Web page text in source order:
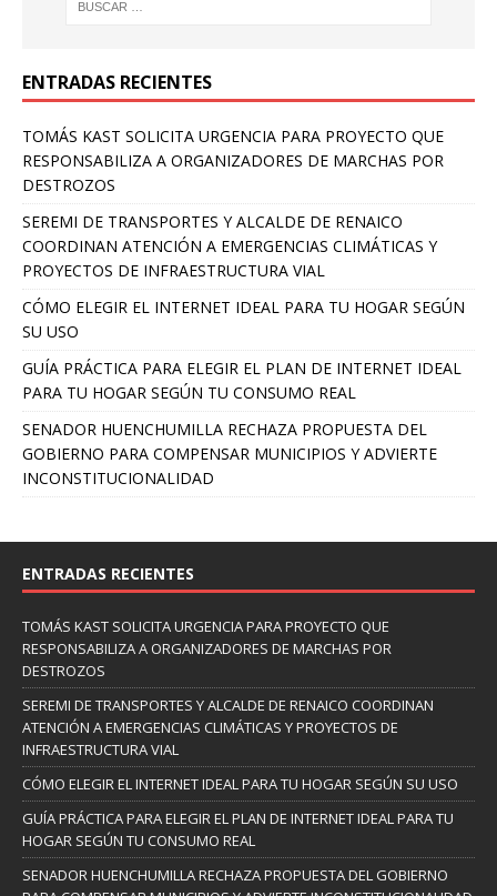
ENTRADAS RECIENTES
TOMÁS KAST SOLICITA URGENCIA PARA PROYECTO QUE
RESPONSABILIZA A ORGANIZADORES DE MARCHAS POR
DESTROZOS
SEREMI DE TRANSPORTES Y ALCALDE DE RENAICO
COORDINAN ATENCIÓN A EMERGENCIAS CLIMÁTICAS Y
PROYECTOS DE INFRAESTRUCTURA VIAL
CÓMO ELEGIR EL INTERNET IDEAL PARA TU HOGAR SEGÚN
SU USO
GUÍA PRÁCTICA PARA ELEGIR EL PLAN DE INTERNET IDEAL
PARA TU HOGAR SEGÚN TU CONSUMO REAL
SENADOR HUENCHUMILLA RECHAZA PROPUESTA DEL
GOBIERNO PARA COMPENSAR MUNICIPIOS Y ADVIERTE
INCONSTITUCIONALIDAD
ENTRADAS RECIENTES
TOMÁS KAST SOLICITA URGENCIA PARA PROYECTO QUE
RESPONSABILIZA A ORGANIZADORES DE MARCHAS POR
DESTROZOS
SEREMI DE TRANSPORTES Y ALCALDE DE RENAICO COORDINAN
ATENCIÓN A EMERGENCIAS CLIMÁTICAS Y PROYECTOS DE
INFRAESTRUCTURA VIAL
CÓMO ELEGIR EL INTERNET IDEAL PARA TU HOGAR SEGÚN SU USO
GUÍA PRÁCTICA PARA ELEGIR EL PLAN DE INTERNET IDEAL PARA TU
HOGAR SEGÚN TU CONSUMO REAL
SENADOR HUENCHUMILLA RECHAZA PROPUESTA DEL GOBIERNO